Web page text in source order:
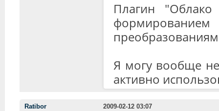
Плагин "Облако
Я могу вообще не
активно
Ratibor 2009-02-12 03:07